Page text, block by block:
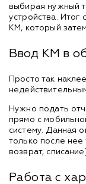
выбирая нужный
устройства. Итог
КМ, который
Ввод КМ в
Просто так
Нужно подать
прямо с
систему. Данная
только после
возврат,
Работа с